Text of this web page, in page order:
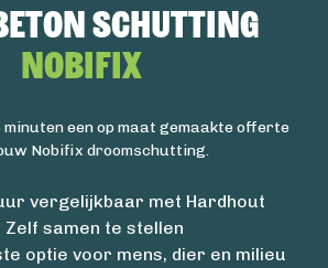
schutting
Nobifix
minuten een op maat gemaakte offerte
Nobifix droomschutting.
vergelijkbaar met Hardhout
Zelf samen te stellen
optie voor mens, dier en milieu